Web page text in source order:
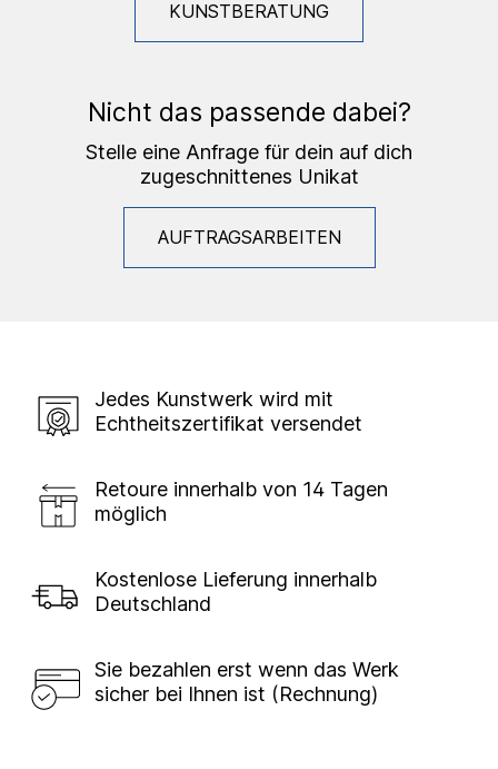
KUNSTBERATUNG
Nicht das passende dabei?
Stelle eine Anfrage für dein auf dich
zugeschnittenes Unikat
AUFTRAGSARBEITEN
Jedes Kunstwerk wird mit
Echtheitszertifikat versendet
Retoure innerhalb von 14 Tagen
möglich
Kostenlose Lieferung innerhalb
Deutschland
Sie bezahlen erst wenn das Werk
sicher bei Ihnen ist (Rechnung)